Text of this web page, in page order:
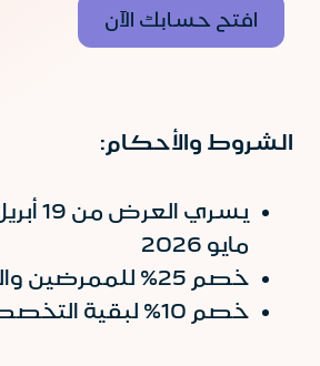
افتح حسابك الآن
الشروط والأحكام:
مايو 2026
خصم 25% للممرضين والصيدليين
خصم 10% لبقية التخصصات الطبية